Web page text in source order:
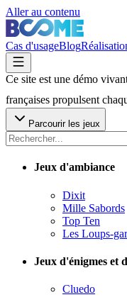
Aller au contenu
Cas d'usageBlog
Ce site est une démo
françaises propulsent
Parcourir les jeux
Jeux d'ambiance
Dixit
Mille Sabords
Top Ten
Les Loups-
Jeux d'énigmes et
Cluedo